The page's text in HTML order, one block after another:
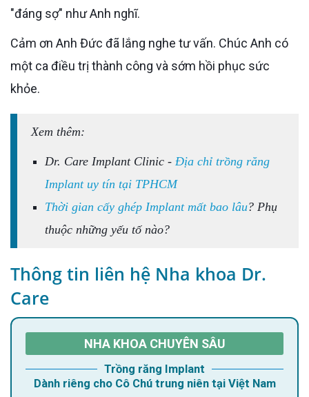
"đáng sợ" như Anh nghĩ.
Cảm ơn Anh Đức đã lắng nghe tư vấn. Chúc Anh có
một ca điều trị thành công và sớm hồi phục sức
khỏe.
Xem thêm:
Dr. Care Implant Clinic - Địa chỉ trồng răng
Implant uy tín tại TPHCM
Thời gian cấy ghép Implant mất bao lâu? Phụ
thuộc những yếu tố nào?
Thông tin liên hệ Nha khoa Dr.
Care
NHA KHOA CHUYÊN SÂU
Trồng răng Implant
Dành riêng cho Cô Chú trung niên tại Việt Nam